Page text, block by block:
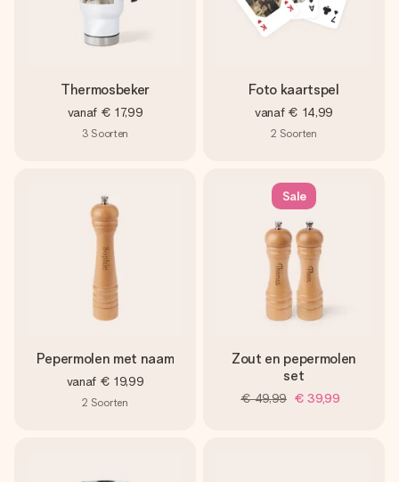
Thermosbeker
vanaf € 17,99
3 Soorten
Foto kaartspel
vanaf € 14,99
2 Soorten
Pepermolen met naam
vanaf € 19,99
2 Soorten
Sale
Zout en pepermolen
set
€ 49,99 € 39,99